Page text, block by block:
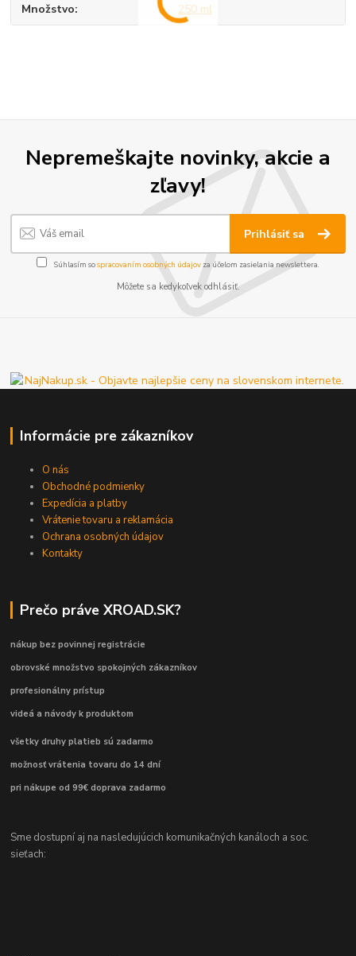
Množstvo 250 ml
Nepremeškajte novinky, akcie a
zľavy!
Prihlásiť sa
Súhlasím sospracovaním osobných údajov za účelom zasielania newslettera.
Môžete sa kedykoľvek odhlásiť.
Informácie pre zákazníkov
O nás
Obchodné podmienky
Expedícia a platby
Vrátenie tovaru a reklamácia
Ochrana osobných údajov
Kontakty
Prečo práve XROAD.SK?
nákup bez povinnej registrácie
obrovské množstvo spokojných zákazníkov
profesionálny prístup
videá a návody k produktom
všetky druhy platieb sú zadarmo
možnosť vrátenia tovaru do 14 dní
pri nákupe od 99€ doprava zadarmo
Sme dostupní aj na nasledujúcich komunikačných kanáloch a soc.
sieťach: